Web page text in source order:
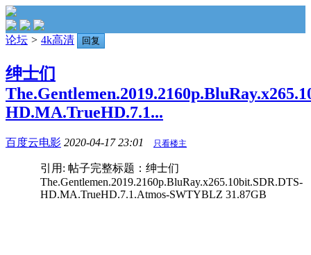
论坛 > 4k高清 回复
绅士们
HD.MA.TrueHD.7.1...
百度云电影 2020-04-17 23:01 只看楼主
引用: 帖子完整标题：绅士们
The.Gentlemen.2019.2160p.BluRay.x265.10bit.SDR.DTS-
HD.MA.TrueHD.7.1.Atmos-SWTYBLZ 31.87GB